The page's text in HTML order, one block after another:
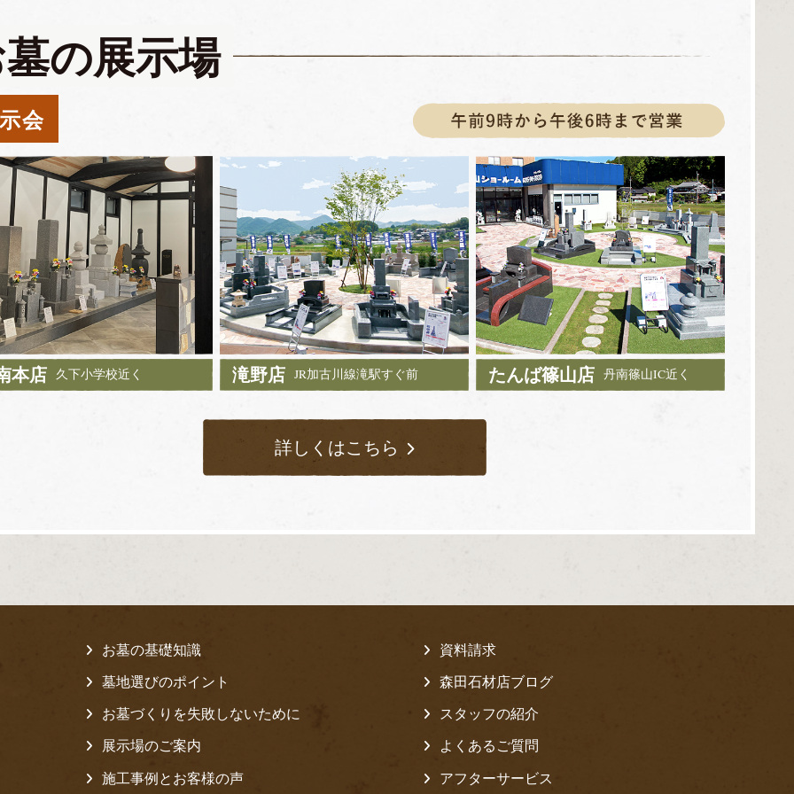
の展示場
会
本店 久下小学校近く 滝野店 JR加古川線滝駅すぐ前 たんば篠山店 丹南篠山IC近く
詳しくはこちら
お墓の基礎知識
墓地選びのポイント
お墓づくりを失敗しないために
展示場のご案内
施工事例とお客様の声
資料請求
森田石材店ブログ
スタッフの紹介
よくあるご質問
アフターサービス